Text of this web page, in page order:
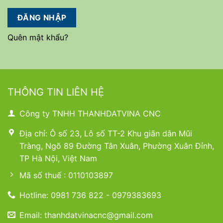
ĐĂNG NHẬP
Quên mật khẩu?
THÔNG TIN LIÊN HỆ
Công ty TNHH THANHDATVINA CNC
Địa chỉ: Ô số 23, Lô số TT-2 Khu giãn dân Mũi
Tràng, Ngõ 89 Đường Tân Xuân, Phường Xuân Đỉnh,
TP Hà Nội, Việt Nam
Mã số thuế : 0110103897
Hotline: 0981 736 822 - 0979383693
Email: thanhdatvinacnc@gmail.com